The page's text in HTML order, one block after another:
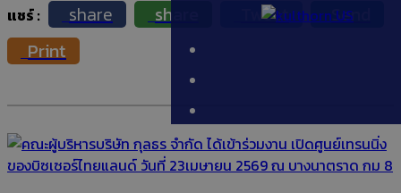
US
แชร์ share share Tweet
Send
Print